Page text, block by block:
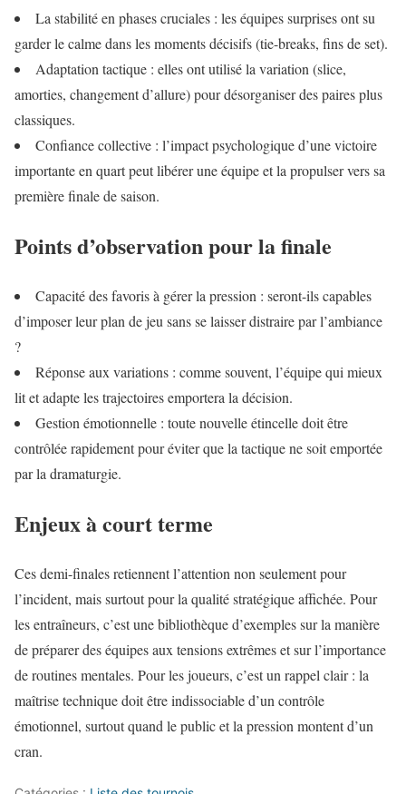
La stabilité en phases cruciales : les équipes surprises ont su
garder le calme dans les moments décisifs (tie-breaks, fins de set).
Adaptation tactique : elles ont utilisé la variation (slice,
amorties, changement d’allure) pour désorganiser des paires plus
classiques.
Confiance collective : l’impact psychologique d’une victoire
importante en quart peut libérer une équipe et la propulser vers sa
première finale de saison.
Points d’observation pour la finale
Capacité des favoris à gérer la pression : seront-ils capables
d’imposer leur plan de jeu sans se laisser distraire par l’ambiance
?
Réponse aux variations : comme souvent, l’équipe qui mieux
lit et adapte les trajectoires emportera la décision.
Gestion émotionnelle : toute nouvelle étincelle doit être
contrôlée rapidement pour éviter que la tactique ne soit emportée
par la dramaturgie.
Enjeux à court terme
Ces demi-finales retiennent l’attention non seulement pour
l’incident, mais surtout pour la qualité stratégique affichée. Pour
les entraîneurs, c’est une bibliothèque d’exemples sur la manière
de préparer des équipes aux tensions extrêmes et sur l’importance
de routines mentales. Pour les joueurs, c’est un rappel clair : la
maîtrise technique doit être indissociable d’un contrôle
émotionnel, surtout quand le public et la pression montent d’un
cran.